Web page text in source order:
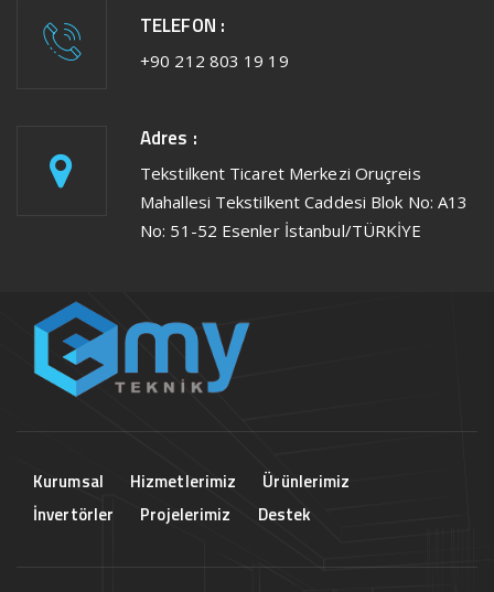
TELEFON :
+90 212 803 19 19
Adres :
Tekstilkent Ticaret Merkezi Oruçreis
Mahallesi Tekstilkent Caddesi Blok No: A13
No: 51-52 Esenler İstanbul/TÜRKİYE
Kurumsal Hizmetlerimiz
Ürünlerimiz
İnvertörler
Projelerimiz Destek